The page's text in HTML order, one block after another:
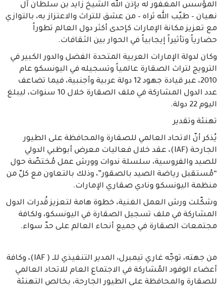
المؤسس المغفور له بإذن الله الشيخ زايد بن سلطان آل
نهيان – طيّب الله ثراه – من عشق للتراث والاعتزاز به، بالتوازي
مع تعزيز مكانة الإمارات كإحدى أكثر دول العالم تطوراً
حضارياً وتأثيراً إيجابياً في الحوار بين الثقافات.
وكان لدولة الإمارات العربية المتحدة الفضل والدور الكبير في
الترويج لتراث الصقارة عالمياً وتسجيله في اليونسكو عام
2010، عبر قيادة جهود 12 دولة عربية وأجنبية، فيما تضاعف
عدد الدول المشاركة في ملف الصقارة خلال 10 سنوات، ليبلغ
اليوم 22 دولة.
تهنئة وتقدير
يُذكر أنّ الاتحاد العالمي للصقارة والمحافظة على الطيور
الجارحة (IAF)، عقد خلال فعاليات معرض أبوظبي الدولي
للصيد والفروسية، سلسلة ندوات وورش عمل مُختصّة حول
“مُستقبل رياضة الصيد بالصقور”، وذلك بالتعاون مع كلّ من
منظمة اليونسكو ونادي صقاري الإمارات.
وشكّلت ورش العمل الغنية، خطوة هامة لتعزيز قُدرات الدول
المشاركة في ملف تسجيل الصقارة في اليونسكو، ولكافة
مجتمعات الصقارة في جميع أنحاء العالم على حدّ سواء.
من جهته، توجّه غاري تيمبرل، المدير التنفيذي للـ ( IAF)، وكافة
أعضاء الوفود المُشاركة في الاجتماع العام للاتحاد العالمي
للصقارة والمحافظة على الطيور الجارحة، بخالص التهنئة